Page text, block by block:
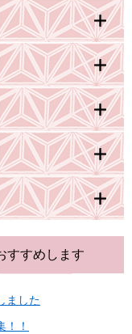
すすめします
ました
！！